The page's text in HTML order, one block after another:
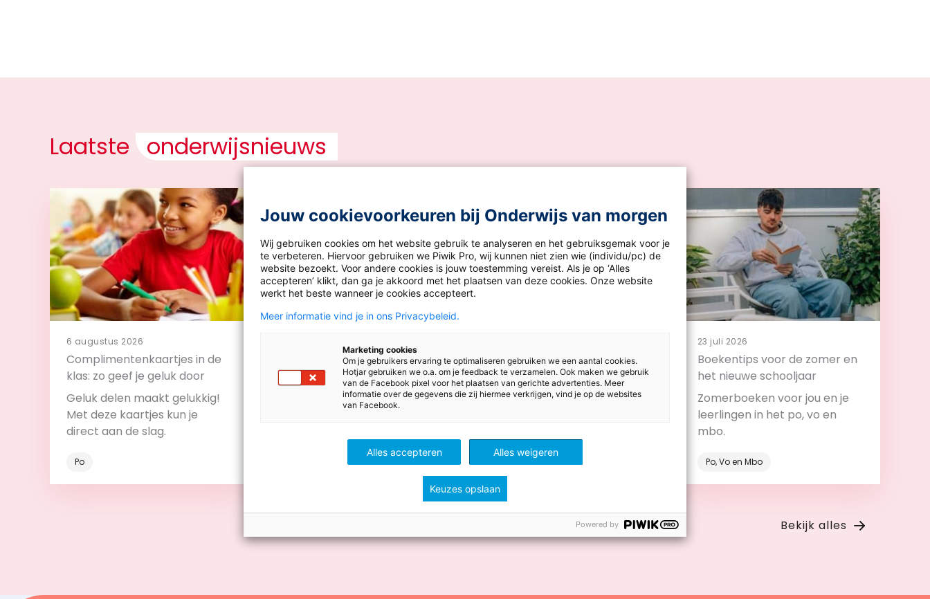
Laatste onderwijsnieuws
6 augustus 2026
Complimentenkaartjes in de
klas: zo geef je geluk door
Geluk delen maakt gelukkig!
Met deze kaartjes kun je
direct aan de slag.
Po
11 tips voor meer groen in de
klas
Met deze tips begin je klein en
Stem leerdoelen, lessen en
toetsen op elkaar af met
backward design
Zo gebruik je backward design
onderdeel van het leerproces.
Po, Vo en Mbo
23 juli 2026
Boekentips voor de zomer en
het nieuwe schooljaar
Zomerboeken voor jou en je
leerlingen in het po, vo en
mbo.
Po, Vo en Mbo
Bekijk alles
Jouw cookievoorkeuren bij Onderwijs van morgen
Wij gebruiken cookies om het website gebruik te analyseren en het gebruiksgemak voor je
te verbeteren. Hiervoor gebruiken we Piwik Pro, wij kunnen niet zien wie (individu/pc) de
website bezoekt. Voor andere cookies is jouw toestemming vereist. Als je op ‘Alles
accepteren’ klikt, dan ga je akkoord met het plaatsen van deze cookies. Onze website
werkt het beste wanneer je cookies accepteert.
Meer informatie vind je in ons Privacybeleid.
Marketing cookies
Om je gebruikers ervaring te optimaliseren gebruiken we een aantal cookies.
Hotjar gebruiken we o.a. om je feedback te verzamelen. Ook maken we gebruik
van de Facebook pixel voor het plaatsen van gerichte advertenties. Meer
informatie over de gegevens die zij hiermee verkrijgen, vind je op de websites
van Facebook.
Alles accepteren Alles weigeren
Keuzes opslaan
Powered by